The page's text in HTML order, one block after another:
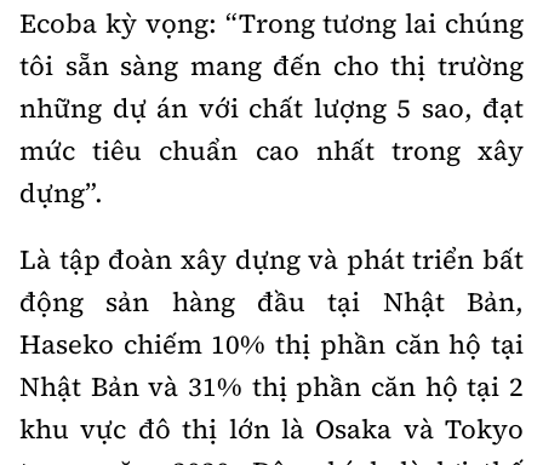
Ecoba kỳ vọng: “Trong tương lai chúng
tôi sẵn sàng mang đến cho thị trường
những dự án với chất lượng 5 sao, đạt
mức tiêu chuẩn cao nhất trong xây
dựng”.
Là tập đoàn xây dựng và phát triển bất
động sản hàng đầu tại Nhật Bản,
Haseko chiếm 10% thị phần căn hộ tại
Nhật Bản và 31% thị phần căn hộ tại 2
khu vực đô thị lớn là Osaka và Tokyo